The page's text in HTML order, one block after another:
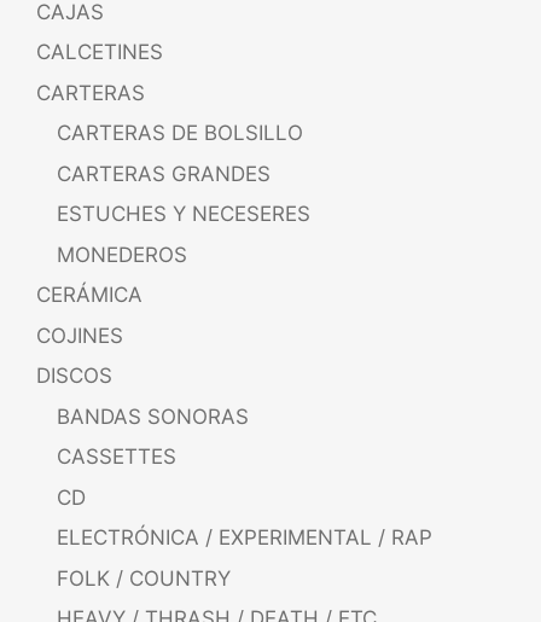
CAJAS
CALCETINES
CARTERAS
CARTERAS DE BOLSILLO
CARTERAS GRANDES
ESTUCHES Y NECESERES
MONEDEROS
CERÁMICA
COJINES
DISCOS
BANDAS SONORAS
CASSETTES
CD
ELECTRÓNICA / EXPERIMENTAL / RAP
FOLK / COUNTRY